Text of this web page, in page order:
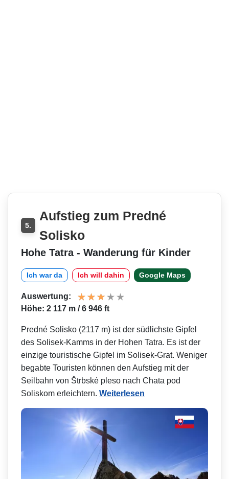
5.
Aufstieg zum Predné
Solisko
Hohe Tatra - Wanderung für Kinder
Ich war da Ich will dahin Google Maps
Auswertung:
Höhe: 2 117 m / 6 946 ft
Predné Solisko (2117 m) ist der südlichste Gipfel
des Solisek-Kamms in der Hohen Tatra. Es ist der
einzige touristische Gipfel im Solisek-Grat. Weniger
begabte Touristen können den Aufstieg mit der
Seilbahn von Štrbské pleso nach Chata pod
Soliskom erleichtern. Weiterlesen